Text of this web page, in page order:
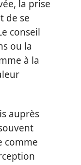
la prise
de se
conseil
ou la
à la
auprès
comme